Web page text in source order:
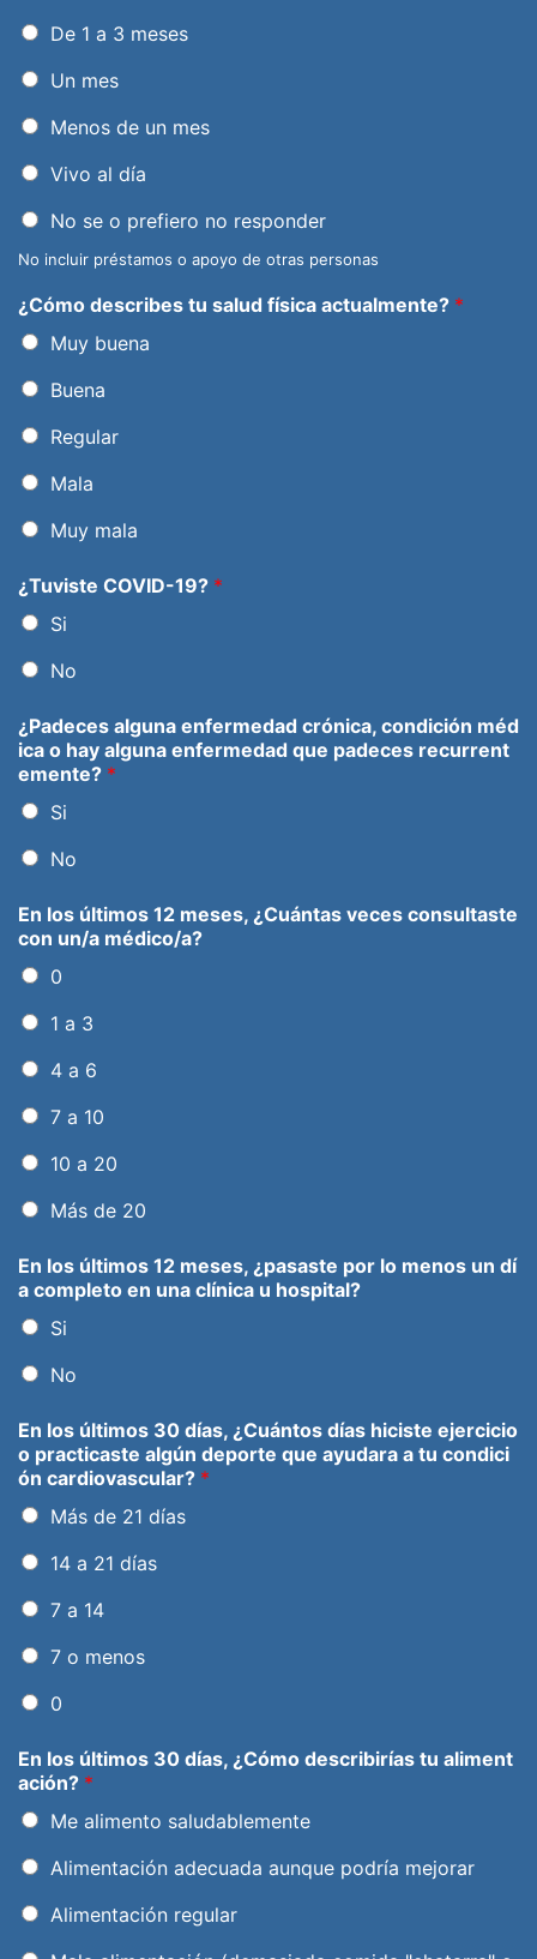
De 1 a 3 meses
Un mes
Menos de un mes
Vivo al día
No se o prefiero no responder
No incluir préstamos o apoyo de otras personas
¿Cómo describes tu salud física actualmente? *
Muy buena
Buena
Regular
Mala
Muy mala
¿Tuviste COVID-19? *
Si
No
¿Padeces alguna enfermedad crónica, condición méd
ica o hay alguna enfermedad que padeces recurrent
emente? *
Si
No
En los últimos 12 meses, ¿Cuántas veces consultaste
con un/a médico/a?
0
1 a 3
4 a 6
7 a 10
10 a 20
Más de 20
En los últimos 12 meses, ¿pasaste por lo menos un dí
a completo en una clínica u hospital?
Si
No
En los últimos 30 días, ¿Cuántos días hiciste ejercicio
o practicaste algún deporte que ayudara a tu condici
ón cardiovascular? *
Más de 21 días
14 a 21 días
7 a 14
7 o menos
0
En los últimos 30 días, ¿Cómo describirías tu aliment
ación? *
Me alimento saludablemente
Alimentación adecuada aunque podría mejorar
Alimentación regular